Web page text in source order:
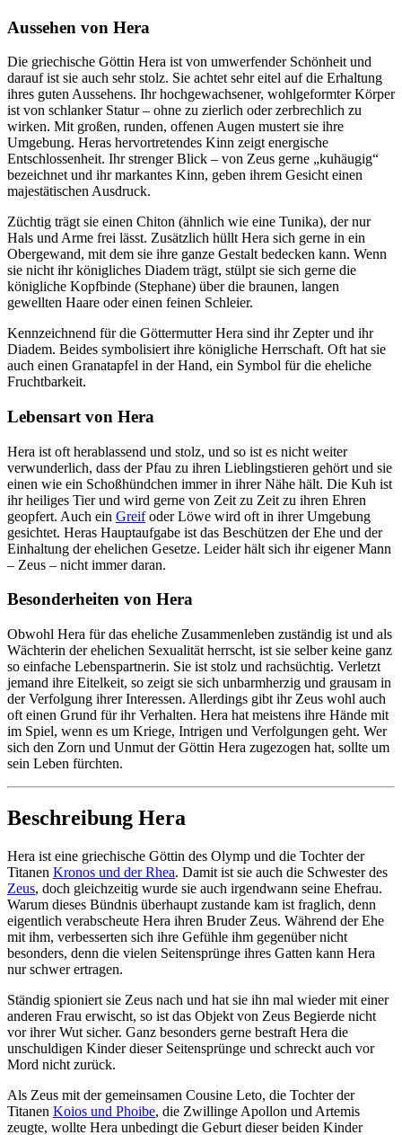
Aussehen von Hera
Die griechische Göttin Hera ist von umwerfender Schönheit und
darauf ist sie auch sehr stolz. Sie achtet sehr eitel auf die Erhaltung
ihres guten Aussehens. Ihr hochgewachsener, wohlgeformter Körper
ist von schlanker Statur – ohne zu zierlich oder zerbrechlich zu
wirken. Mit großen, runden, offenen Augen mustert sie ihre
Umgebung. Heras hervortretendes Kinn zeigt energische
Entschlossenheit. Ihr strenger Blick – von Zeus gerne „kuhäugig“
bezeichnet und ihr markantes Kinn, geben ihrem Gesicht einen
majestätischen Ausdruck.
Züchtig trägt sie einen Chiton (ähnlich wie eine Tunika), der nur
Hals und Arme frei lässt. Zusätzlich hüllt Hera sich gerne in ein
Obergewand, mit dem sie ihre ganze Gestalt bedecken kann. Wenn
sie nicht ihr königliches Diadem trägt, stülpt sie sich gerne die
königliche Kopfbinde (Stephane) über die braunen, langen
gewellten Haare oder einen feinen Schleier.
Kennzeichnend für die Göttermutter Hera sind ihr Zepter und ihr
Diadem. Beides symbolisiert ihre königliche Herrschaft. Oft hat sie
auch einen Granatapfel in der Hand, ein Symbol für die eheliche
Fruchtbarkeit.
Lebensart von Hera
Hera ist oft herablassend und stolz, und so ist es nicht weiter
verwunderlich, dass der Pfau zu ihren Lieblingstieren gehört und sie
einen wie ein Schoßhündchen immer in ihrer Nähe hält. Die Kuh ist
ihr heiliges Tier und wird gerne von Zeit zu Zeit zu ihren Ehren
geopfert. Auch ein Greifoder Löwe wird oft in ihrer Umgebung
gesichtet. Heras Hauptaufgabe ist das Beschützen der Ehe und der
Einhaltung der ehelichen Gesetze. Leider hält sich ihr eigener Mann
– Zeus – nicht immer daran.
Besonderheiten von Hera
Obwohl Hera für das eheliche Zusammenleben zuständig ist und als
Wächterin der ehelichen Sexualität herrscht, ist sie selber keine ganz
so einfache Lebenspartnerin. Sie ist stolz und rachsüchtig. Verletzt
jemand ihre Eitelkeit, so zeigt sie sich unbarmherzig und grausam in
der Verfolgung ihrer Interessen. Allerdings gibt ihr Zeus wohl auch
oft einen Grund für ihr Verhalten. Hera hat meistens ihre Hände mit
im Spiel, wenn es um Kriege, Intrigen und Verfolgungen geht. Wer
sich den Zorn und Unmut der Göttin Hera zugezogen hat, sollte um
sein Leben fürchten.
Beschreibung Hera
Hera ist eine griechische Göttin des Olymp und die Tochter der
Titanen Kronos und der Rhea. Damit ist sie auch die Schwester des
Zeus, doch gleichzeitig wurde sie auch irgendwann seine Ehefrau.
Warum dieses Bündnis überhaupt zustande kam ist fraglich, denn
eigentlich verabscheute Hera ihren Bruder Zeus. Während der Ehe
mit ihm, verbesserten sich ihre Gefühle ihm gegenüber nicht
besonders, denn die vielen Seitensprünge ihres Gatten kann Hera
nur schwer ertragen.
Ständig spioniert sie Zeus nach und hat sie ihn mal wieder mit einer
anderen Frau erwischt, so ist das Objekt von Zeus Begierde nicht
vor ihrer Wut sicher. Ganz besonders gerne bestraft Hera die
unschuldigen Kinder dieser Seitensprünge und schreckt auch vor
Mord nicht zurück.
Als Zeus mit der gemeinsamen Cousine Leto, die Tochter der
Titanen Koios und Phoibe, die Zwillinge Apollon und Artemis
zeugte, wollte Hera unbedingt die Geburt dieser beiden Kinder